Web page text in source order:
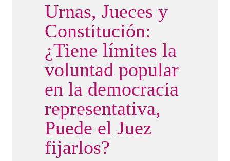
Urnas, Jueces y
Constitución:
¿Tiene límites la
voluntad popular
en la democracia
representativa,
Puede el Juez
fijarlos?